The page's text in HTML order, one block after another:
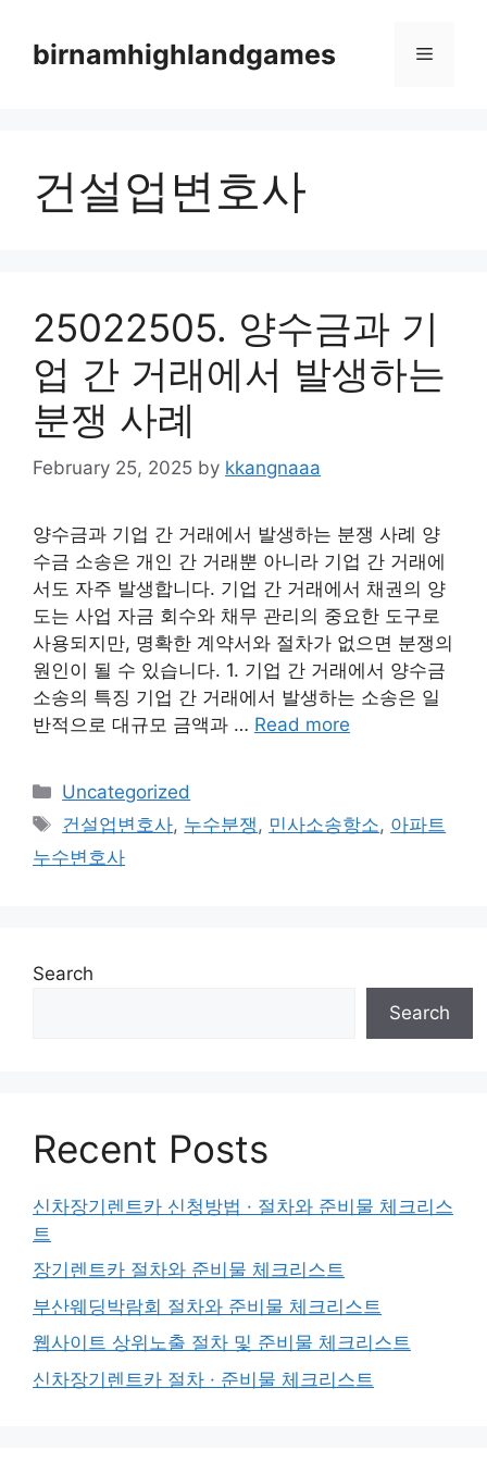
contentbirnamhighlandgames Menu
건설업변호사
25022505. 양수금과 기
업 간 거래에서 발생하는
분쟁 사례
February 25, 2025 by kkangnaaa
양수금과 기업 간 거래에서 발생하는 분쟁 사례 양
수금 소송은 개인 간 거래뿐 아니라 기업 간 거래에
서도 자주 발생합니다. 기업 간 거래에서 채권의 양
도는 사업 자금 회수와 채무 관리의 중요한 도구로
사용되지만, 명확한 계약서와 절차가 없으면 분쟁의
원인이 될 수 있습니다. 1. 기업 간 거래에서 양수금
소송의 특징 기업 간 거래에서 발생하는 소송은 일
반적으로 대규모 금액과 … Read more
Categories
Uncategorized
Tags
건설업변호사, 누수분쟁 , 민사소송항소, 아파트
누수변호사
Search
Search
Recent Posts
신차장기렌트카 신청방법 · 절차와 준비물 체크리스
트
장기렌트카 절차와 준비물 체크리스트
부산웨딩박람회 절차와 준비물 체크리스트
웹사이트 상위노출 절차 및 준비물 체크리스트
신차장기렌트카 절차 · 준비물 체크리스트